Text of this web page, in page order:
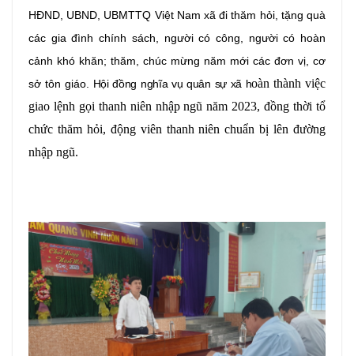
HĐND, UBND, UBMTTQ Việt Nam xã đi thăm hỏi, tặng quà
các gia đình chính sách, người có công, người có hoàn
cảnh khó khăn; thăm, chúc mừng năm mới các đơn vị, cơ
sở tôn giáo. Hội đồng nghĩa vụ quân sự xã hoàn thành việc
giao lệnh gọi thanh niên nhập ngũ năm 2023, đồng thời tổ
chức thăm hỏi, động viên thanh niên chuẩn bị lên đường
nhập ngũ.